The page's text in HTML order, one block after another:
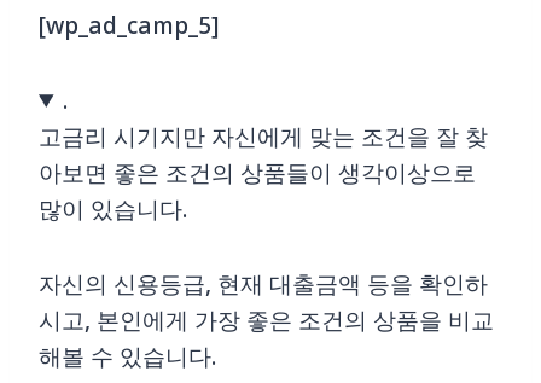
[wp_ad_camp_5]
.
고금리 시기지만 자신에게 맞는 조건을 잘 찾
아보면 좋은 조건의 상품들이 생각이상으로
많이 있습니다.
자신의 신용등급, 현재 대출금액 등을 확인하
시고, 본인에게 가장 좋은 조건의 상품을 비교
해볼 수 있습니다.